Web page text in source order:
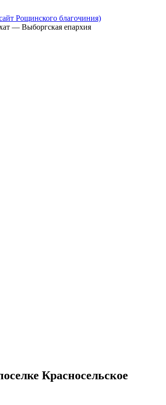
Рощинского благочиния)
— Выборгская епархия
Красносельское